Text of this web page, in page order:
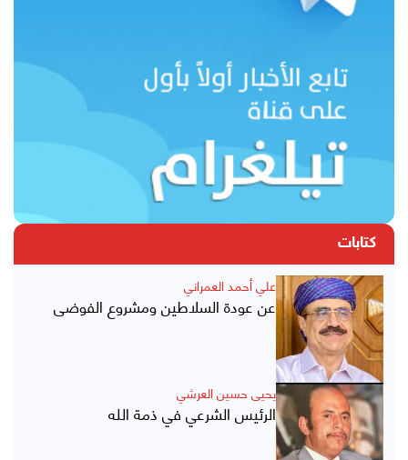
كتابات
علي أحمد العمراني
عن عودة السلاطين ومشروع الفوضى
يحيى حسين العرشي
الرئيس الشرعي في ذمة الله